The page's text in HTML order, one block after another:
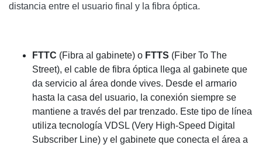
distancia entre el usuario final y la fibra óptica.
FTTC (Fibra al gabinete) o FTTS (Fiber To The
Street), el cable de fibra óptica llega al gabinete que
da servicio al área donde vives. Desde el armario
hasta la casa del usuario, la conexión siempre se
mantiene a través del par trenzado. Este tipo de línea
utiliza tecnología VDSL (Very High-Speed ​​Digital
Subscriber Line) y el gabinete que conecta el área a